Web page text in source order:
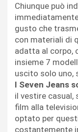
Chiunque può
gusto che
con materiali di
adatta al corpo,
insieme 7
uscito solo uno,
I Seven Jeans
il vestire casual,
film alla
optato per
costantemente